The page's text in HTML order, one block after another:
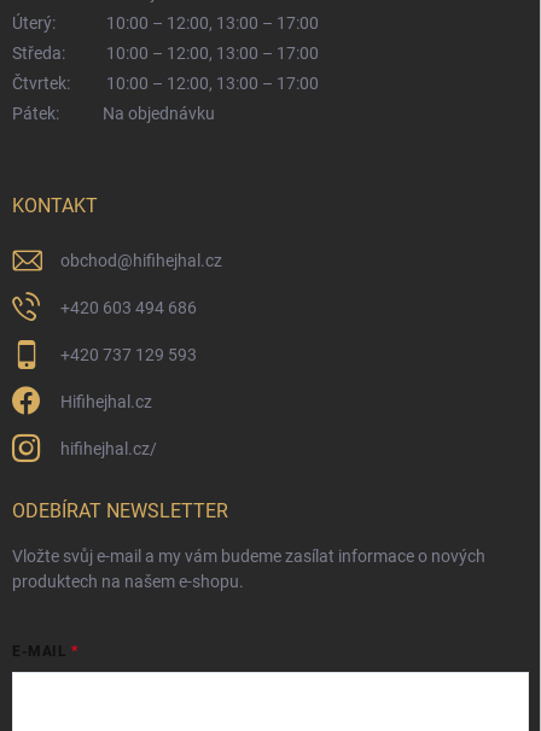
Úterý:
10:00 – 12:00, 13:00 – 17:00
Středa:
10:00 – 12:00, 13:00 – 17:00
Čtvrtek:
10:00 – 12:00, 13:00 – 17:00
Pátek:
Na objednávku
KONTAKT
obchod@hifihejhal.cz
+420 603 494 686
+420 737 129 593
Hifihejhal.cz
hifihejhal.cz/
ODEBÍRAT NEWSLETTER
Vložte svůj e-mail a my vám budeme zasílat informace o nových
produktech na našem e-shopu.
E-MAIL